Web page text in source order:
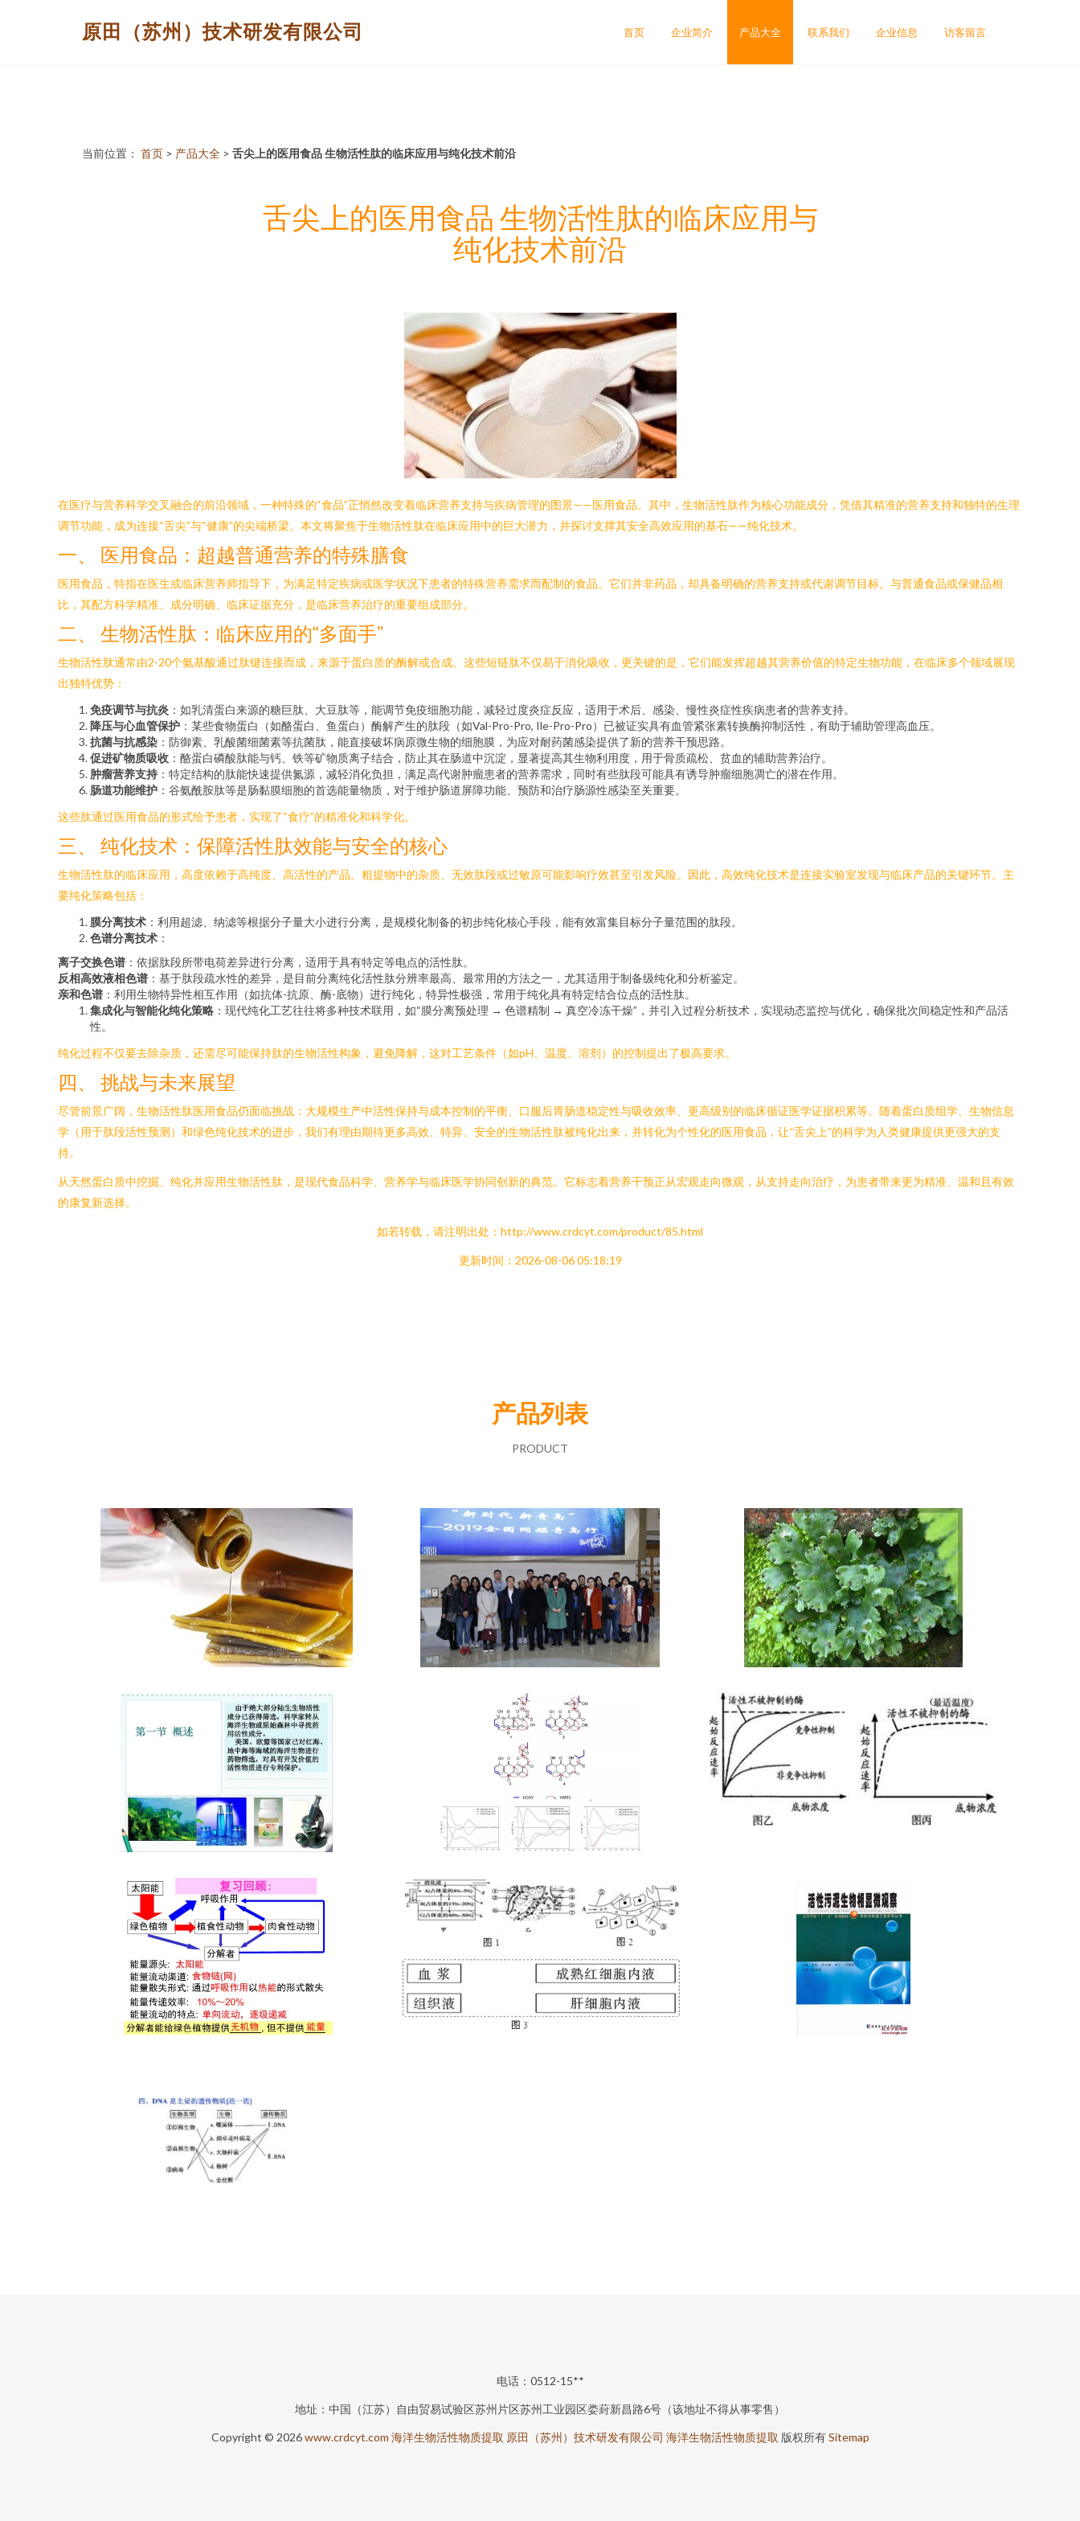
原田（苏州）技术研发有限公司 首页 企业简介 产品大全 联系我们 企业信息 访客留言
当前位置： 首页 > 产品大全 > 舌尖上的医用食品 生物活性肽的临床应用与纯化技术前沿
舌尖上的医用食品 生物活性肽的临床应用与
纯化技术前沿
在医疗与营养科学交叉融合的前沿领域，一种特殊的“食品”正悄然改变着临床营养支持与疾病管理的图景——医用食品。其中，生物活性肽作为核心功能成分，凭借其精准的营养支持和独特的生理
调节功能，成为连接“舌尖”与“健康”的尖端桥梁。本文将聚焦于生物活性肽在临床应用中的巨大潜力，并探讨支撑其安全高效应用的基石——纯化技术。
一、 医用食品：超越普通营养的特殊膳食
医用食品，特指在医生或临床营养师指导下，为满足特定疾病或医学状况下患者的特殊营养需求而配制的食品。它们并非药品，却具备明确的营养支持或代谢调节目标。与普通食品或保健品相
比，其配方科学精准、成分明确、临床证据充分，是临床营养治疗的重要组成部分。
二、 生物活性肽：临床应用的“多面手”
生物活性肽通常由2-20个氨基酸通过肽键连接而成，来源于蛋白质的酶解或合成。这些短链肽不仅易于消化吸收，更关键的是，它们能发挥超越其营养价值的特定生物功能，在临床多个领域展现
出独特优势：
免疫调节与抗炎 ：如乳清蛋白来源的糖巨肽、大豆肽等，能调节免疫细胞功能，减轻过度炎症反应，适用于术后、感染、慢性炎症性疾病患者的营养支持。
降压与心血管保护 ：某些食物蛋白（如酪蛋白、鱼蛋白）酶解产生的肽段（如Val-Pro-Pro, Ile-Pro-Pro）已被证实具有血管紧张素转换酶抑制活性，有助于辅助管理高血压。
抗菌与抗感染 ：防御素、乳酸菌细菌素等抗菌肽，能直接破坏病原微生物的细胞膜，为应对耐药菌感染提供了新的营养干预思路。
促进矿物质吸收 ：酪蛋白磷酸肽能与钙、铁等矿物质离子结合，防止其在肠道中沉淀，显著提高其生物利用度，用于骨质疏松、贫血的辅助营养治疗。
肿瘤营养支持 ：特定结构的肽能快速提供氮源，减轻消化负担，满足高代谢肿瘤患者的营养需求，同时有些肽段可能具有诱导肿瘤细胞凋亡的潜在作用。
肠道功能维护 ：谷氨酰胺肽等是肠黏膜细胞的首选能量物质，对于维护肠道屏障功能、预防和治疗肠源性感染至关重要。
这些肽通过医用食品的形式给予患者，实现了“食疗”的精准化和科学化。
三、 纯化技术：保障活性肽效能与安全的核心
生物活性肽的临床应用，高度依赖于高纯度、高活性的产品。粗提物中的杂质、无效肽段或过敏原可能影响疗效甚至引发风险。因此，高效纯化技术是连接实验室发现与临床产品的关键环节。主
要纯化策略包括：
膜分离技术 ：利用超滤、纳滤等根据分子量大小进行分离，是规模化制备的初步纯化核心手段，能有效富集目标分子量范围的肽段。
色谱分离技术 ：
离子交换色谱 ：依据肽段所带电荷差异进行分离，适用于具有特定等电点的活性肽。
反相高效液相色谱 ：基于肽段疏水性的差异，是目前分离纯化活性肽分辨率最高、最常用的方法之一，尤其适用于制备级纯化和分析鉴定。
亲和色谱 ：利用生物特异性相互作用（如抗体-抗原、酶-底物）进行纯化，特异性极强，常用于纯化具有特定结合位点的活性肽。
集成化与智能化纯化策略 ：现代纯化工艺往往将多种技术联用，如“膜分离预处理 → 色谱精制 → 真空冷冻干燥”，并引入过程分析技术，实现动态监控与优化，确保批次间稳定性和产品活
性。
纯化过程不仅要去除杂质，还需尽可能保持肽的生物活性构象，避免降解，这对工艺条件（如pH、温度、溶剂）的控制提出了极高要求。
四、 挑战与未来展望
尽管前景广阔，生物活性肽医用食品仍面临挑战：大规模生产中活性保持与成本控制的平衡、口服后胃肠道稳定性与吸收效率、更高级别的临床循证医学证据积累等。随着蛋白质组学、生物信息
学（用于肽段活性预测）和绿色纯化技术的进步，我们有理由期待更多高效、特异、安全的生物活性肽被纯化出来，并转化为个性化的医用食品，让“舌尖上”的科学为人类健康提供更强大的支
持。
从天然蛋白质中挖掘、纯化并应用生物活性肽，是现代食品科学、营养学与临床医学协同创新的典范。它标志着营养干预正从宏观走向微观，从支持走向治疗，为患者带来更为精准、温和且有效
的康复新选择。
如若转载，请注明出处：http://www.crdcyt.com/product/85.html
更新时间：2026-08-06 05:18:19
产品列表
PRODUCT
电话：0512-15**
地址：中国（江苏）自由贸易试验区苏州片区苏州工业园区娄葑新昌路6号（该地址不得从事零售）
Copyright © 2026www.crdcyt.com 海洋生物活性物质提取 原田（苏州）技术研发有限公司 海洋生物活性物质提取 版权所有Sitemap